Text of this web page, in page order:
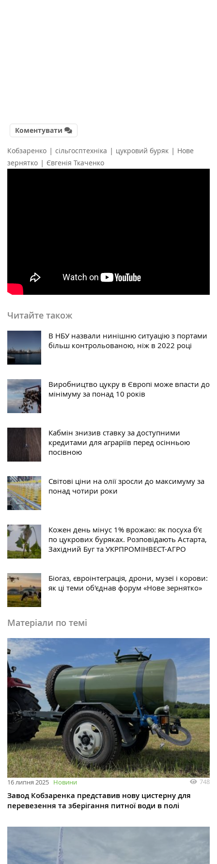
Коментувати
Кобзаренко | сільгосптехніка | цукровий буряк | Нове
зернятко | Євгенія Ткаченко
Читайте також
В НБУ назвали нинішню ситуацію з портами
більш контрольованою, ніж в 2022 році
Виробництво цукру в Європі може впасти до
мінімуму за понад 10 років
Кабмін знизив ставку за доступними
кредитами для аграріїв перед осінньою
посівною
Світові ціни на олії зросли до максимуму за
понад чотири роки
Кожен день мінус 1% врожаю: як посуха б’є
по цукрових буряках. Розповідають Астарта,
Західний Буг та УКРПРОМІНВЕСТ-АГРО
Біогаз, євроінтеграція, дрони, музеї і корови:
як ці теми об'єднав форум «Нове зернятко»
Матеріали по темі
16 липня 2025 Новини 748
Завод Кобзаренка представив нову цистерну для
перевезення та зберігання питної води в полі